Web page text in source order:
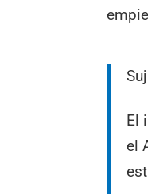
El
el